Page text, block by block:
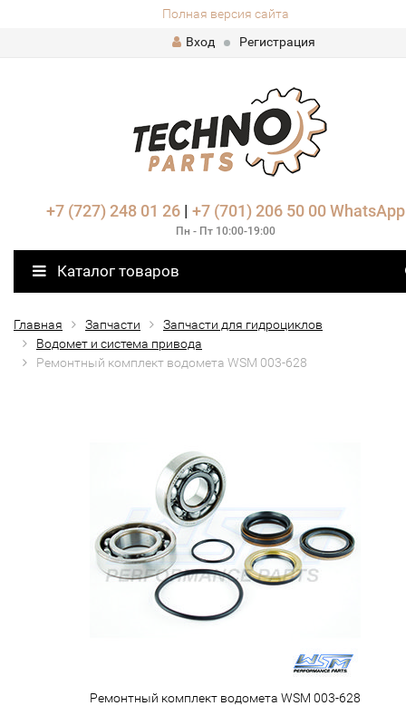
Полная версия сайта
Вход
Регистрация
+7 (727) 248 01 26| +7 (701) 206 50 00 WhatsApp
Пн - Пт 10:00-19:00
Каталог товаров
Главная Запчасти
Запчасти для гидроциклов
Водомет и система привода
Ремонтный комплект водомета WSM 003-628
Ремонтный комплект водомета WSM 003-628